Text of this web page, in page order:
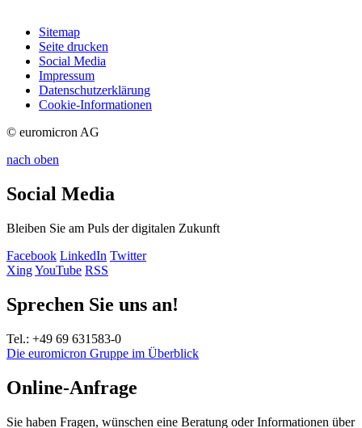
Sitemap
Seite drucken
Social Media
Impressum
Datenschutzerklärung
Cookie-Informationen
© euromicron AG
nach oben
Social Media
Bleiben Sie am Puls der digitalen Zukunft
Facebook LinkedIn Twitter
XingYouTube RSS
Sprechen Sie uns an!
Tel.: +49 69 631583-0
Die euromicron Gruppe im Überblick
Online-Anfrage
Sie haben Fragen, wünschen eine Beratung oder Informationen über